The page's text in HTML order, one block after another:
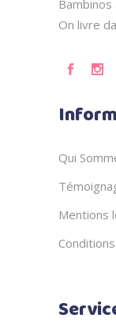
On livre
Qui
Mentions